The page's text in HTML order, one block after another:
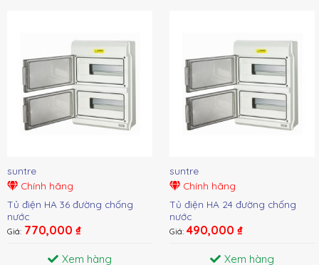
suntre
Chính hãng
Tủ điện HA 36 đường chống
nước
Giá: 770,000 ₫
Xem hàng
suntre
Chính hãng
Tủ điện HA 24 đường chống
nước
Giá: 490,000 ₫
Xem hàng